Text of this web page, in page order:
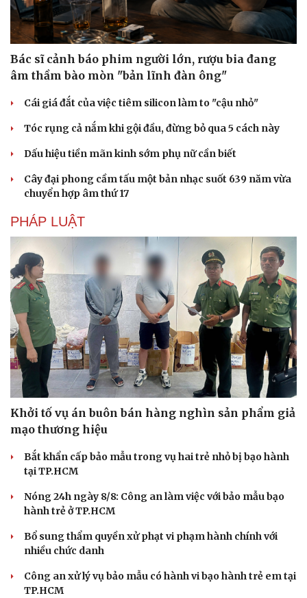
Tư vấn
Săn Tour
check-in
Câu chuyện thời sự
Bác sĩ cảnh báo phim người lớn, rượu bia đang
âm thầm bào mòn "bản lĩnh đàn ông"
Cái giá đắt của việc tiêm silicon làm to "cậu nhỏ"
Tóc rụng cả nắm khi gội đầu, đừng bỏ qua 5 cách này
Dấu hiệu tiền mãn kinh sớm phụ nữ cần biết
Cây đại phong cầm tấu một bản nhạc suốt 639 năm vừa
chuyển hợp âm thứ 17
PHÁP LUẬT
Khởi tố vụ án buôn bán hàng nghìn sản phẩm giả
mạo thương hiệu
Bắt khẩn cấp bảo mẫu trong vụ hai trẻ nhỏ bị bạo hành
tại TP.HCM
Nóng 24h ngày 8/8: Công an làm việc với bảo mẫu bạo
hành trẻ ở TP.HCM
Bổ sung thẩm quyền xử phạt vi phạm hành chính với
nhiều chức danh
Công an xử lý vụ bảo mẫu có hành vi bạo hành trẻ em tại
TP.HCM